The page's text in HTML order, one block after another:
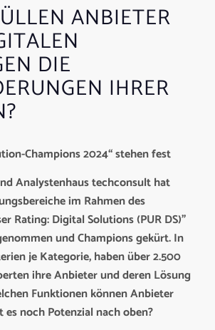
ANBIETER
DIE
IHRER
Champions 2024“ stehen fest
Analystenhaus techconsult hat
im Rahmen des
Rating: Digital Solutions (PUR DS)”
und Champions gekürt. In
je Kategorie, haben über 2.500
ihre Anbieter und deren Lösung
Funktionen können Anbieter
noch Potenzial nach oben?